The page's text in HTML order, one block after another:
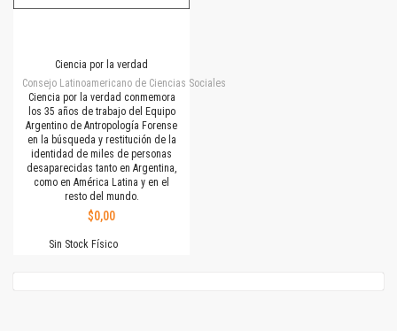
Ciencia por la verdad
Consejo Latinoamericano de Ciencias Sociales
Ciencia por la verdad conmemora
los 35 años de trabajo del Equipo
Argentino de Antropología Forense
en la búsqueda y restitución de la
identidad de miles de personas
desaparecidas tanto en Argentina,
como en América Latina y en el
resto del mundo.
$0,00
Sin Stock Físico